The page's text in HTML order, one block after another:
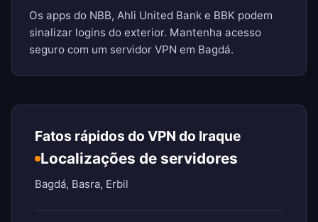
Os apps do NBB, Ahli United Bank e BBK podem
sinalizar logins do exterior. Mantenha acesso
seguro com um servidor VPN em Bagdá.
Fatos rápidos do VPN do Iraque
Localizações de servidores
Bagdá, Basra, Erbil